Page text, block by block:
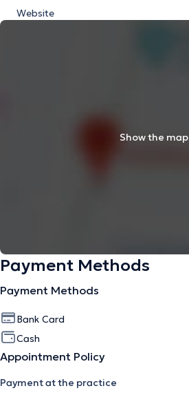
Website
Show the map
Payment Methods
Payment Methods
Bank Card
Cash
Appointment Policy
Payment at the practice